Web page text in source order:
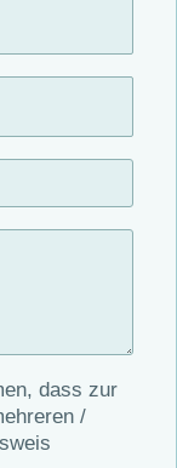
dass zur
/